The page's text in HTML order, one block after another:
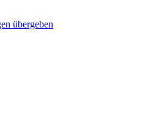
übergeben